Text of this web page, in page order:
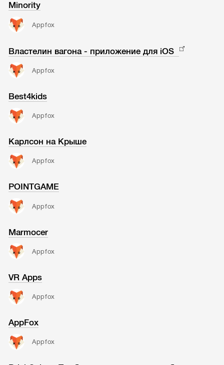
Minority
Appfox
Властелин вагона - приложение для iOS
Appfox
Best4kids
Appfox
Карлсон на Крыше
Appfox
POINTGAME
Appfox
Marmocer
Appfox
VR Apps
Appfox
AppFox
Appfox